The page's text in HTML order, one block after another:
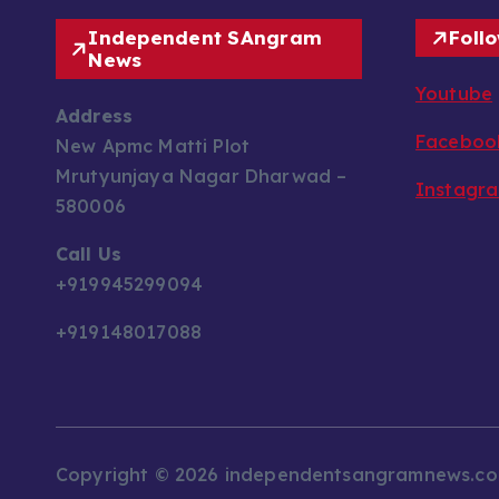
Independent SAngram
News
Address
New Apmc Matti Plot
Mrutyunjaya Nagar Dharwad –
580006
Call Us
+919945299094
+919148017088
Youtube
Copyright © 2026